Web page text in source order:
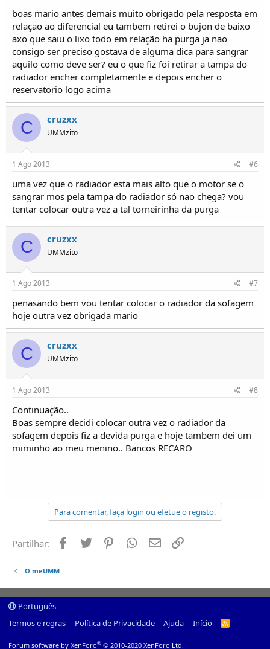
boas mario antes demais muito obrigado pela resposta em
relaçao ao diferencial eu tambem retirei o bujon de baixo
axo que saiu o lixo todo em relação ha purga ja nao
consigo ser preciso gostava de alguma dica para sangrar
aquilo como deve ser? eu o que fiz foi retirar a tampa do
radiador encher completamente e depois encher o
reservatorio logo acima
C cruzxx
UMMzito
1 Ago 2013 #6
uma vez que o radiador esta mais alto que o motor se o
sangrar mos pela tampa do radiador só nao chega? vou
tentar colocar outra vez a tal torneirinha da purga
C cruzxx
UMMzito
1 Ago 2013 #7
penasando bem vou tentar colocar o radiador da sofagem
hoje outra vez obrigada mario
C cruzxx
UMMzito
1 Ago 2013 #8
Continuação..
Boas sempre decidi colocar outra vez o radiador da
sofagem depois fiz a devida purga e hoje tambem dei um
miminho ao meu menino.. Bancos RECARO
Para comentar, faça login ou efetue o registo.
Partilhar: Facebook
Twitter PinterestWhatsapp
Email
O meUMM
Português
Termos e regras
Política de Privacidade Ajuda Início
R
Forum software by XenForo® © 2010-2020 XenForo Ltd.